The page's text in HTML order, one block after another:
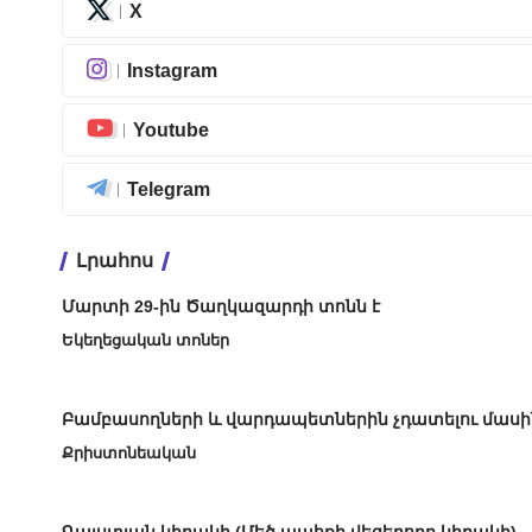
X
Instagram
Youtube
Telegram
Լրահոս
Մարտի 29-ին Ծաղկազարդի տոնն է
Եկեղեցական տոներ
Բամբասողների և վարդապետներին չդատելու
Քրիստոնեական